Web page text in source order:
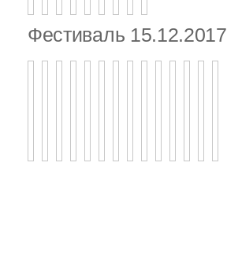
Фестиваль 15.12.2017